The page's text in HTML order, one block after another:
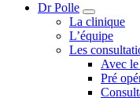
Dr Polle
La clinique
L’équipe
Les
Avec
Pré